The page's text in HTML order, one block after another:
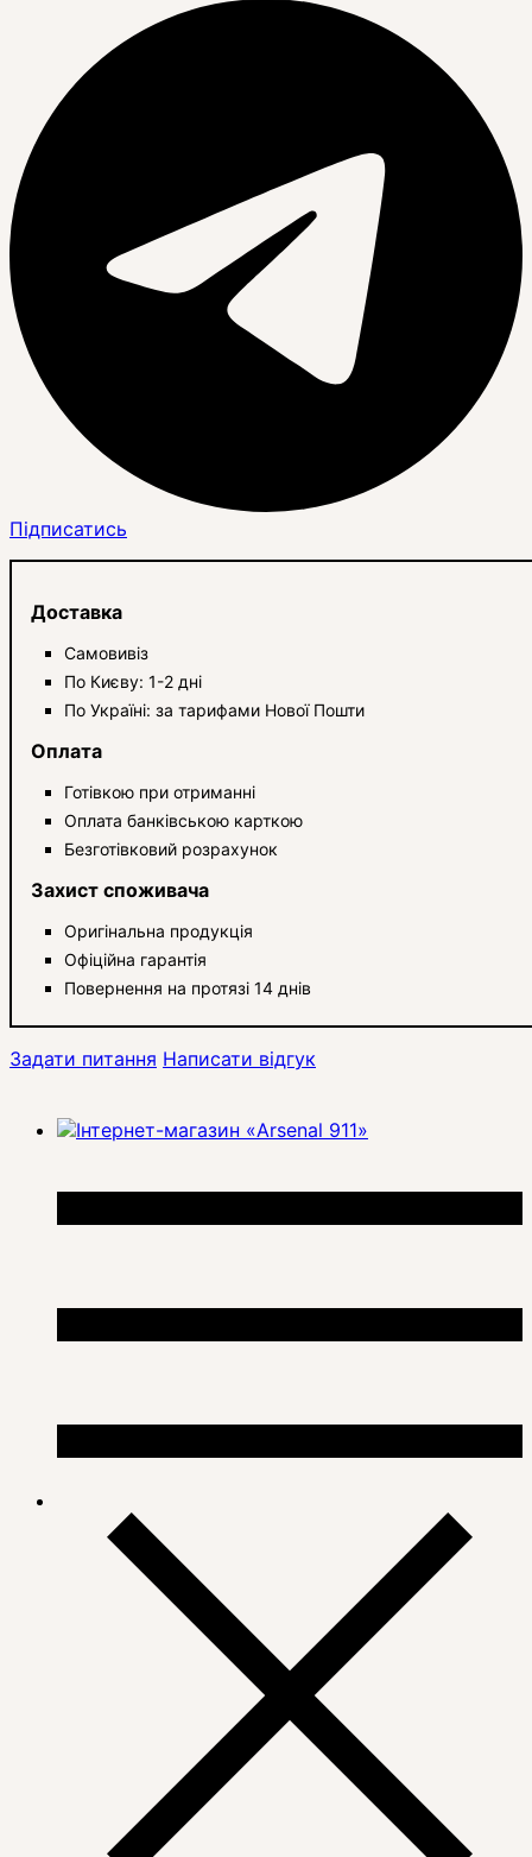
Підписатись
Доставка
Самовивіз
По Києву: 1-2 дні
По Україні: за тарифами Нової Пошти
Оплата
Готівкою при отриманні
Оплата банківською карткою
Безготівковий розрахунок
Захист споживача
Оригінальна продукція
Офіційна гарантія
Повернення на протязі 14 днів
Задати питання Написати відгук